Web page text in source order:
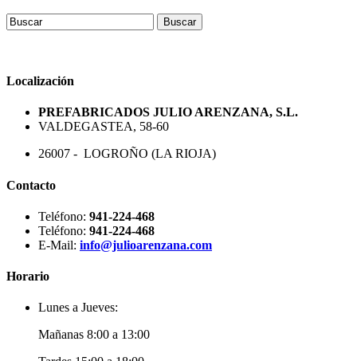
Localización
PREFABRICADOS JULIO ARENZANA, S.L.
VALDEGASTEA, 58-60
26007 - LOGROÑO (LA RIOJA)
Contacto
Teléfono: 941-224-468
Teléfono: 941-224-468
E-Mail: info@julioarenzana.com
Horario
Lunes a Jueves:
Mañanas 8:00 a 13:00